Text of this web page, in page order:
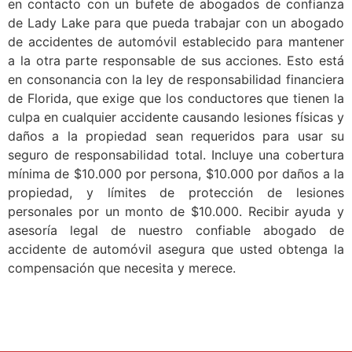
en contacto con un bufete de abogados de confianza
de Lady Lake para que pueda trabajar con un abogado
de accidentes de automóvil establecido para mantener
a la otra parte responsable de sus acciones. Esto está
en consonancia con la ley de responsabilidad financiera
de Florida, que exige que los conductores que tienen la
culpa en cualquier accidente causando lesiones físicas y
daños a la propiedad sean requeridos para usar su
seguro de responsabilidad total. Incluye una cobertura
mínima de $10.000 por persona, $10.000 por daños a la
propiedad, y límites de protección de lesiones
personales por un monto de $10.000. Recibir ayuda y
asesoría legal de nuestro confiable abogado de
accidente de automóvil asegura que usted obtenga la
compensación que necesita y merece.